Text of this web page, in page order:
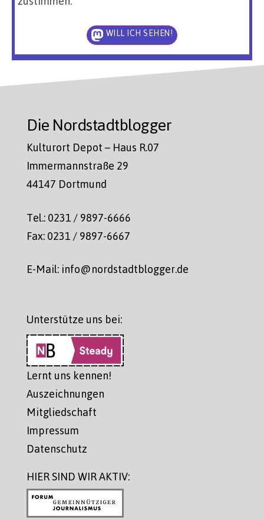
WILL ICH SEHEN!
Die Nordstadtblogger
Kulturort Depot – Haus R.07
Immermannstraße 29
44147 Dortmund
Tel.: 0231 / 9897-6666
Fax: 0231 / 9897-6667
E-Mail: info@nordstadtblogger.de
Unterstütze uns bei:
Lernt uns kennen!
Auszeichnungen
Mitgliedschaft
Impressum
Datenschutz
HIER SIND WIR AKTIV: